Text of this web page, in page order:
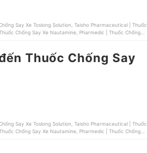
Say Xe Toslong Solution, Taisho Pharmaceutical | Thuốc
Chống Say Xe Nautamine, Pharmedic | Thuốc Chống
Thuốc Chống Say
Say Xe Toslong Solution, Taisho Pharmaceutical | Thuốc
Chống Say Xe Nautamine, Pharmedic | Thuốc Chống